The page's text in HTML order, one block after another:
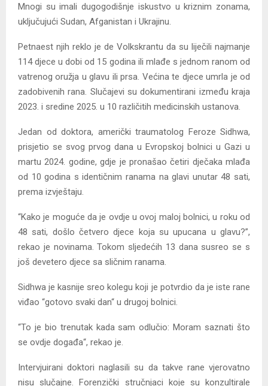
Mnogi su imali dugogodišnje iskustvo u kriznim zonama,
uključujući Sudan, Afganistan i Ukrajinu.
Petnaest njih reklo je de Volkskrantu da su liječili najmanje
114 djece u dobi od 15 godina ili mlađe s jednom ranom od
vatrenog oružja u glavu ili prsa. Većina te djece umrla je od
zadobivenih rana. Slučajevi su dokumentirani između kraja
2023. i sredine 2025. u 10 različitih medicinskih ustanova.
Jedan od doktora, američki traumatolog Feroze Sidhwa,
prisjetio se svog prvog dana u Evropskoj bolnici u Gazi u
martu 2024. godine, gdje je pronašao četiri dječaka mlađa
od 10 godina s identičnim ranama na glavi unutar 48 sati,
prema izvještaju.
“Kako je moguće da je ovdje u ovoj maloj bolnici, u roku od
48 sati, došlo četvero djece koja su upucana u glavu?”,
rekao je novinama. Tokom sljedećih 13 dana susreo se s
još devetero djece sa sličnim ranama.
Sidhwa je kasnije sreo kolegu koji je potvrdio da je iste rane
viđao “gotovo svaki dan“ u drugoj bolnici.
“To je bio trenutak kada sam odlučio: Moram saznati što
se ovdje događa“, rekao je.
Intervjuirani doktori naglasili su da takve rane vjerovatno
nisu slučajne. Forenzički stručnjaci koje su konzultirale